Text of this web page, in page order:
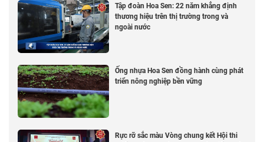
Tập đoàn Hoa Sen: 22 năm khẳng định
thương hiệu trên thị trường trong và
ngoài nước
Ống nhựa Hoa Sen đồng hành cùng phát
triển nông nghiệp bền vững
Rực rỡ sắc màu Vòng chung kết Hội thi